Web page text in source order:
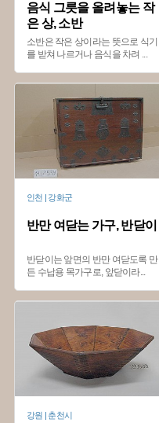
음식 그릇을 올려놓는 작
은 상, 소반
소반은 작은 상이라는 뜻으로 식기
를 받쳐 나르거나 음식을 차려 ...
인천 | 강화군
반만 여닫는 가구, 반닫이
반닫이는 앞면의 반만 여닫도록 만
든 수납용 목가구로, 앞닫이라...
강원 | 춘천시